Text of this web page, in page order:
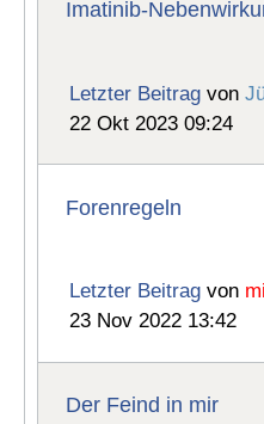
Imatinib-
Letzter Beitrag von
22 Okt 2023 09:24
Forenregeln
Letzter Beitrag von
23 Nov 2022 13:42
Der Feind in mir